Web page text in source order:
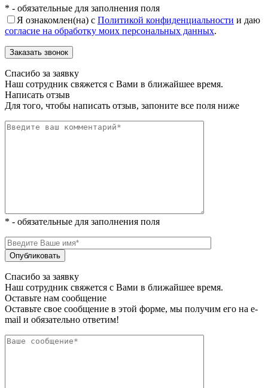
* - обязательные для заполнения поля
Я ознакомлен(на) с Политикой конфиденциальности и даю
согласие на обработку моих персональных данных.
Спасибо за заявку
Наш сотрудник свяжется с Вами в ближайшее время.
Написать отзыв
Для того, чтобы написать отзыв, запоните все поля ниже
* - обязательные для заполнения поля
Спасибо за заявку
Наш сотрудник свяжется с Вами в ближайшее время.
Оставьте нам сообщение
Оставьте свое сообщение в этой форме, мы получим его на e-
mail и обязательно ответим!